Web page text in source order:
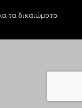
τα δικαιώματα